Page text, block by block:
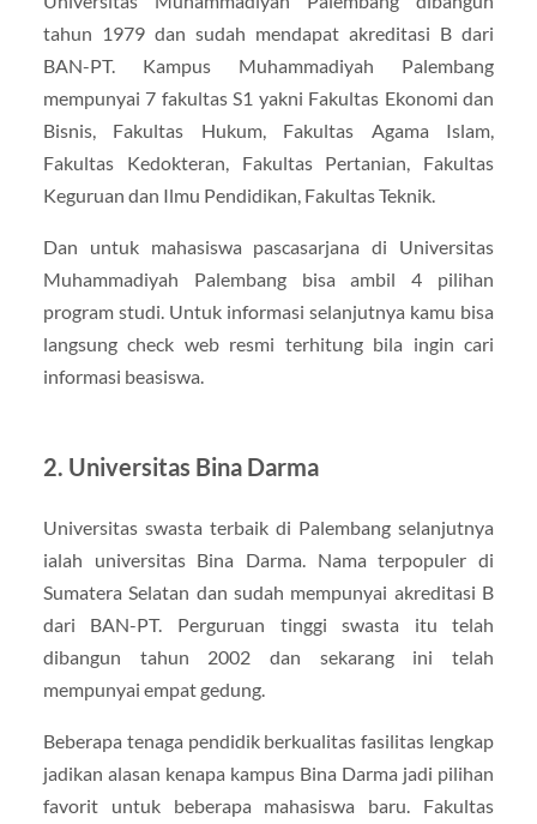
tahun 1979 dan sudah mendapat akreditasi B dari
BAN-PT. Kampus Muhammadiyah Palembang
mempunyai 7 fakultas S1 yakni Fakultas Ekonomi dan
Bisnis, Fakultas Hukum, Fakultas Agama Islam,
Fakultas Kedokteran, Fakultas Pertanian, Fakultas
Keguruan dan Ilmu Pendidikan, Fakultas Teknik.
Dan untuk mahasiswa pascasarjana di Universitas
Muhammadiyah Palembang bisa ambil 4 pilihan
program studi. Untuk informasi selanjutnya kamu bisa
langsung check web resmi terhitung bila ingin cari
informasi beasiswa.
2. Universitas Bina Darma
Universitas swasta terbaik di Palembang selanjutnya
ialah universitas Bina Darma. Nama terpopuler di
Sumatera Selatan dan sudah mempunyai akreditasi B
dari BAN-PT. Perguruan tinggi swasta itu telah
dibangun tahun 2002 dan sekarang ini telah
mempunyai empat gedung.
Beberapa tenaga pendidik berkualitas fasilitas lengkap
jadikan alasan kenapa kampus Bina Darma jadi pilihan
favorit untuk beberapa mahasiswa baru. Fakultas